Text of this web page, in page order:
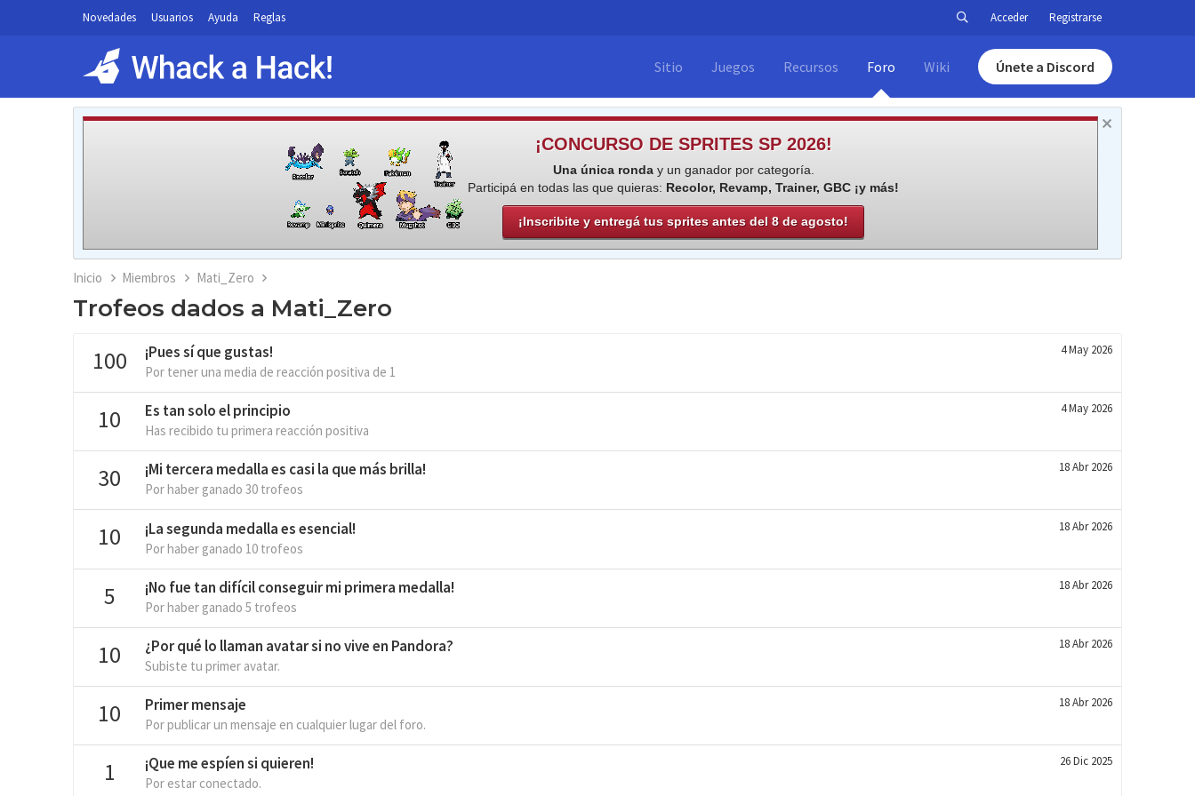
Novedades Usuarios Ayuda Reglas Acceder Registrarse
Sitio Juegos Recursos Foro Wiki Únete a Discord
¡CONCURSO DE SPRITES SP 2026!
Una única ronday un ganador por categoría.
Participá en todas las que quieras: Recolor, Revamp, Trainer, GBC ¡y más!
¡Inscribite y entregá tus sprites antes del 8 de agosto!
Inicio Miembros Mati_Zero
Trofeos dados a Mati_Zero
100 4 May 2026
¡Pues sí que gustas!
Por tener una media de reacción positiva de 1
10 4 May 2026
Es tan solo el principio
Has recibido tu primera reacción positiva
30 18 Abr 2026
¡Mi tercera medalla es casi la que más brilla!
Por haber ganado 30 trofeos
10 18 Abr 2026
¡La segunda medalla es esencial!
Por haber ganado 10 trofeos
5 18 Abr 2026
¡No fue tan difícil conseguir mi primera medalla!
Por haber ganado 5 trofeos
10 18 Abr 2026
¿Por qué lo llaman avatar si no vive en Pandora?
Subiste tu primer avatar.
10 18 Abr 2026
Primer mensaje
Por publicar un mensaje en cualquier lugar del foro.
1 26 Dic 2025
¡Que me espíen si quieren!
Por estar conectado.